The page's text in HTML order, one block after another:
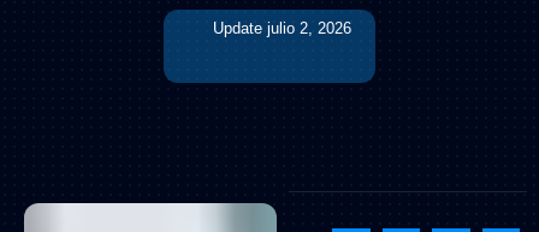
Update julio 2, 2026